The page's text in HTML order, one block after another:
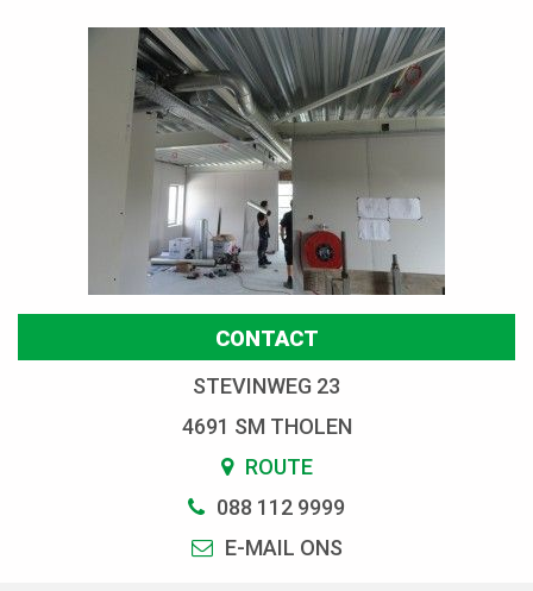
CONTACT
STEVINWEG 23
4691 SM THOLEN
ROUTE
088 112 9999
E-MAIL ONS